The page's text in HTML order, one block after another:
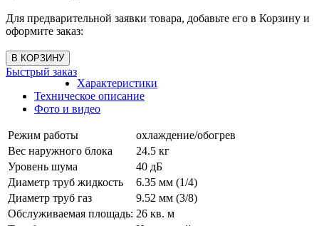
Для предварительной заявки товара, добавьте его в Корзину и
оформите заказ:
Быстрый заказ
Характеристики
Техническое описание
Фото и видео
Режим работы
охлаждение/обогрев
Вес наружного блока
24.5 кг
Уровень шума
40 дБ
Диаметр труб жидкость
6.35 мм (1/4)
Диаметр труб газ
9.52 мм (3/8)
Обслуживаемая площадь: 26 кв. м